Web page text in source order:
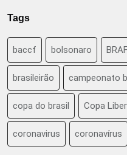
Tags
baccf bolsonaro
brasileirão campeonato
copa do brasil Copa
coronavirus coronavírus